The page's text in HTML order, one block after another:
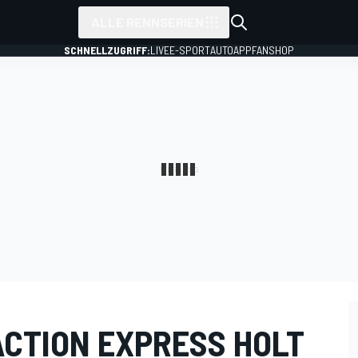
SCHNELLZUGRIFF:LIVEE-SPORTAUTOAPPFANSHOP
EXPRESS HOLT